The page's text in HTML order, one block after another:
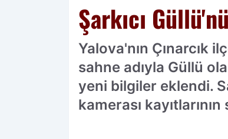
Şarkıcı
Yalova'nın Çınarcık
sahne adıyla Güllü
yeni bilgiler eklendi.
kamerası